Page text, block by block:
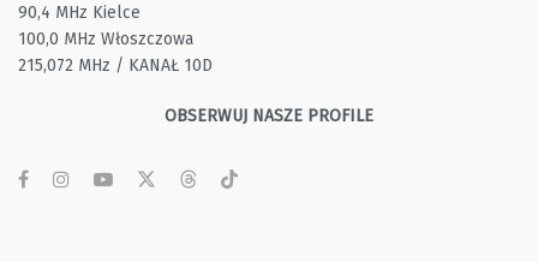
90,4 MHz Kielce
100,0 MHz Włoszczowa
215,072 MHz / KANAŁ 10D
OBSERWUJ NASZE PROFILE